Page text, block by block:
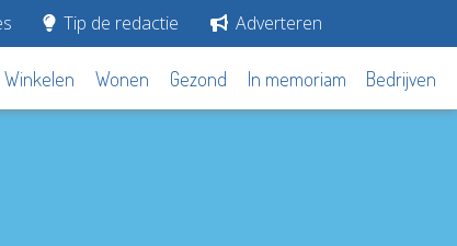
Tip de redactie Adverteren
Winkelen Wonen Gezond In memoriam Bedrijven